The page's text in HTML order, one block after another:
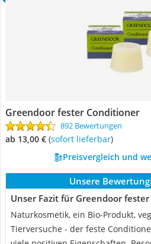
Greendoor fester Conditioner
892 Bewertungen
ab 13,00 € ( Sofort lieferbar)
Preisvergleich und
Unsere Bewertung:
Unser Fazit für Greendoor
Naturkosmetik, ein Bio-Produkt,
Tierversuche - der feste